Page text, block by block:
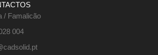
/ Famalicão
004